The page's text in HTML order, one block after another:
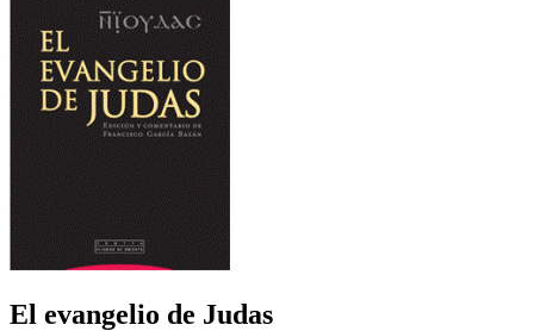
El evangelio de Judas